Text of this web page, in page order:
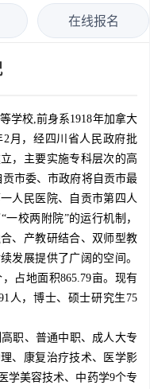
在线报名
学校,前身系1918年加拿大
月，经四川省人民政府批
，主要实施专科层次的高
市委、市政府将自贡市最
人民医院、自贡市第四人
校两附院”的运行机制，
、产教研结合、双师型教
发展提供了广阔的空间。
占地面积865.79亩。现有
人，博士、硕士研究生75
职、普通中职、成人大专
、康复治疗技术、医学影
学美容技术、中药学9个专